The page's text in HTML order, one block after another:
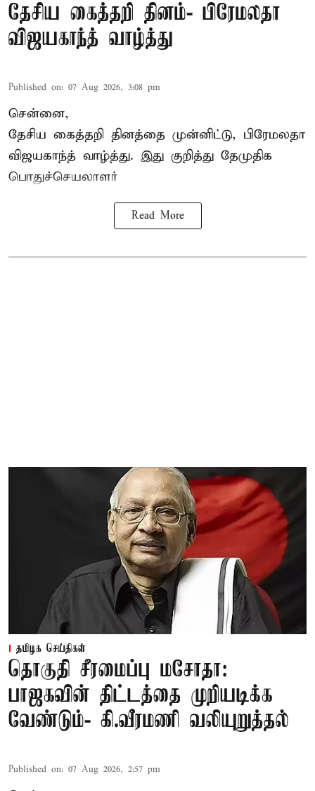
தேசிய கைத்தறி தினம்- பிரேமலதா
விஜயகாந்த் வாழ்த்து
Published on: 07 Aug 2026, 3:08 pm
சென்னை,
தேசிய கைத்தறி தினத்தை முன்னிட்டு, பிரேமலதா
விஜயகாந்த் வாழ்த்து. இது குறித்து தேமுதிக
பொதுச்செயலாளர்
Read More
தமிழக செய்திகள்
தொகுதி சீரமைப்பு மசோதா:
பாஜகவின் திட்டத்தை முறியடிக்க
வேண்டும்- கி.வீரமணி வலியுறுத்தல்
Published on: 07 Aug 2026, 2:57 pm